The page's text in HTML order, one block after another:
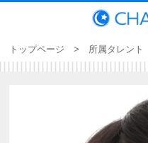
トップページ > 所属タレント